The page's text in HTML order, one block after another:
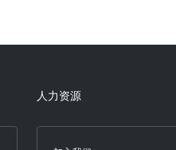
人力资源